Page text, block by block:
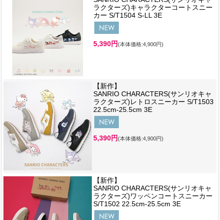
ラクターズ)キャラクターコートスニー
カー S/T1504 S-LL 3E
5,390円(本体価格:4,900円)
【新作】
SANRIO CHARACTERS(サンリオキャ
ラクターズ)レトロスニーカー S/T1503
22.5cm-25.5cm 3E
5,390円(本体価格:4,900円)
【新作】
SANRIO CHARACTERS(サンリオキャ
ラクターズ)ワッペンコートスニーカー
S/T1502 22.5cm-25.5cm 3E